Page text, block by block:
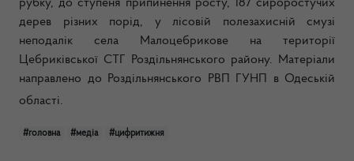
рубку, до ступеня припинення росту, 187 сироростучих
дерев різних порід, у лісовій полезахисній смузі
неподалік села Малоцебрикове на території
Цебриківської СТГ Роздільнянського району. Матеріали
направлено до Роздільнянського РВП ГУНП в Одеській
області.
#головна #медіа #цифритижня